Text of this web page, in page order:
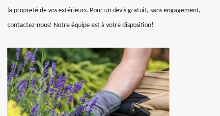
la propreté de vos extérieurs. Pour un devis gratuit, sans engagement,
contactez-nous! Notre équipe est à votre disposition!